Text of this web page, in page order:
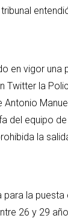
en vigor una
Twitter la
del equipo
la
la
26 y 29